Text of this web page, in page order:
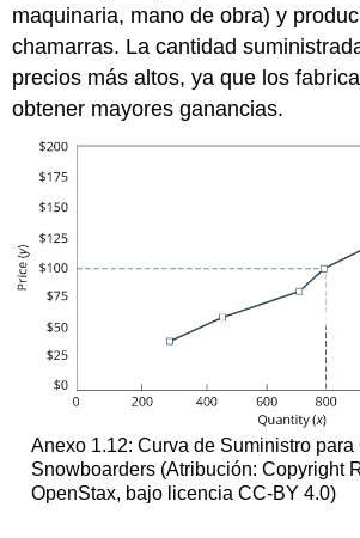
maquinaria, mano de obra) y
chamarras. La cantidad
precios más altos, ya que los
obtener mayores ganancias.
Anexo 1.12: Curva de Suministro para
Snowboarders (Atribución: Copyright
OpenStax, bajo licencia CC-BY 4.0)